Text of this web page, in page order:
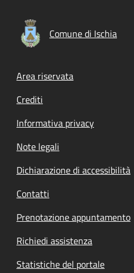
Comune di Ischia
Footer menu
Area riservata
Crediti
Informativa privacy
Note legali
Dichiarazione di accessibilità
Contatti
Prenotazione appuntamento
Richiedi assistenza
Statistiche del portale